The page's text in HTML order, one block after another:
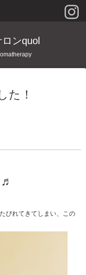
ンquol
た！
びれてきてしまい、この